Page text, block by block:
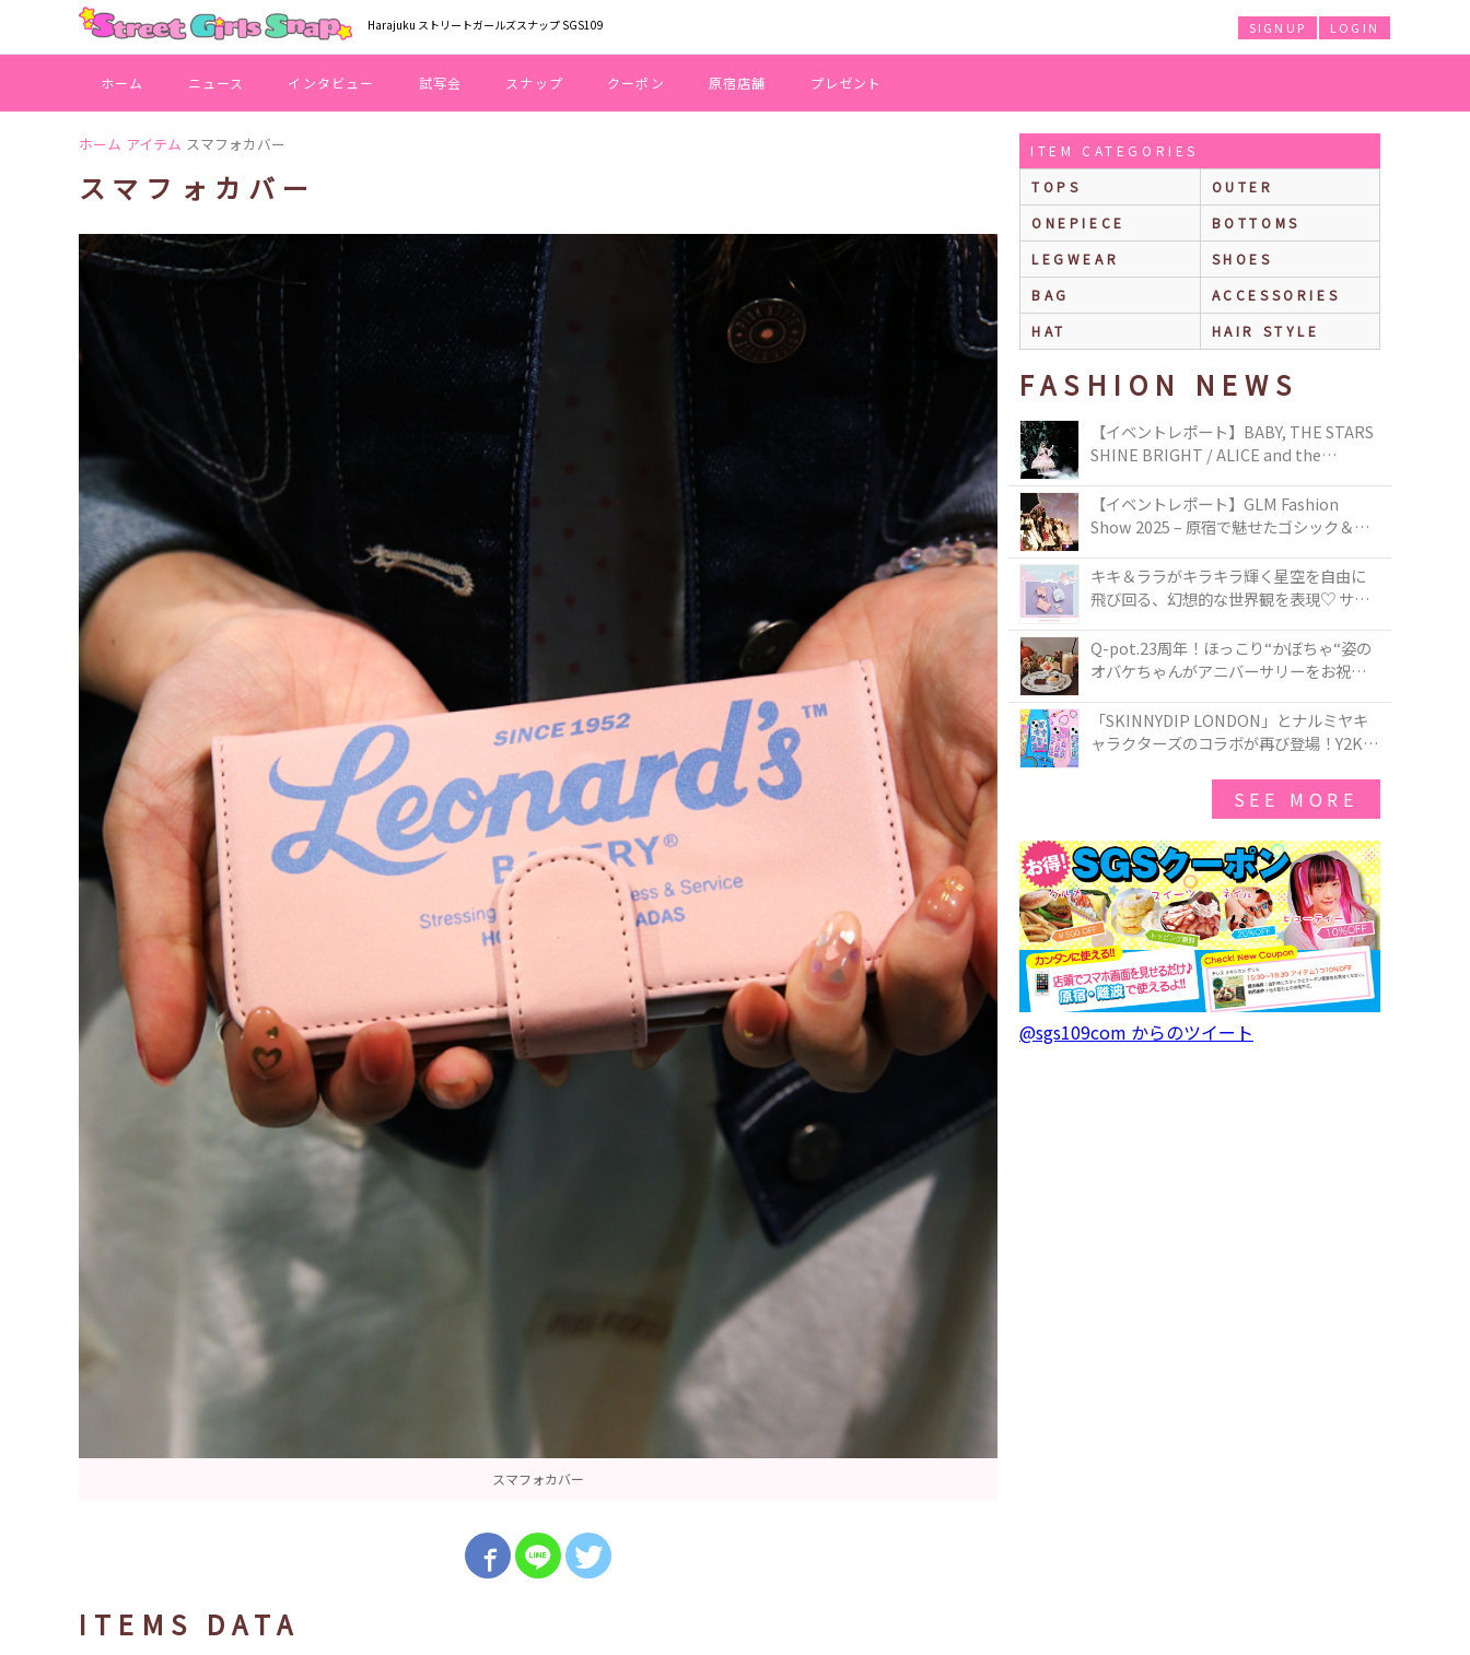
Harajuku ストリートガールズスナップ SGS109 LOGIN
SIGNUP
ホーム ニュース インタビュー 試写会 スナップ クーポン 原宿店舗 プレゼント
ホーム アイテム スマフォカバー
スマフォカバー
スマフォカバー
ITEMS DATA
ITEM CATEGORIES
TOPS
OUTER
ONEPIECE
BOTTOMS
LEGWEAR
SHOES
BAG
ACCESSORIES
HAT
HAIR STYLE
FASHION NEWS
【イベントレポート】BABY, THE STARS
SHINE BRIGHT / ALICE and the
TOKYO
【イベントレポート】GLM Fashion
Show 2025 – 原宿で魅せたゴシック＆ロ
キキ＆ララがキラキラ輝く星空を自由に
飛び回る、幻想的な世界観を表現♡ サマ
50周年アニバーサリーイヤー』を記念し
たコレクションが登場
Q-pot.23周年！ほっこり“かぼちゃ“姿の
オバケちゃんがアニバーサリーをお祝い
ー」が新発売！Q-pot CAFE.では「かぼち
ゃのオバケーキプレート」も登場
「SKINNYDIP LONDON」とナルミヤキ
ャラクターズのコラボが再び登場！Y2Kム
SEE MORE
@sgs109com からのツイート